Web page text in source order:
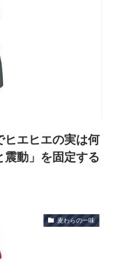
ヒエヒエの実は何
動」を固定する
麦わらの一味